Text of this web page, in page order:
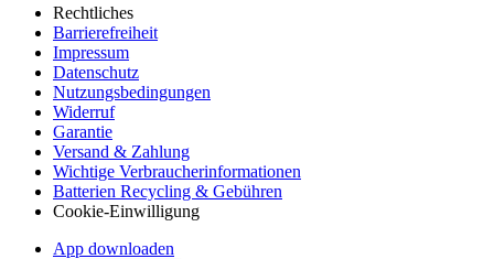
Rechtliches
Barrierefreiheit
Impressum
Datenschutz
Nutzungsbedingungen
Widerruf
Garantie
Versand & Zahlung
Wichtige Verbraucherinformationen
Batterien Recycling & Gebühren
Cookie-Einwilligung
App downloaden